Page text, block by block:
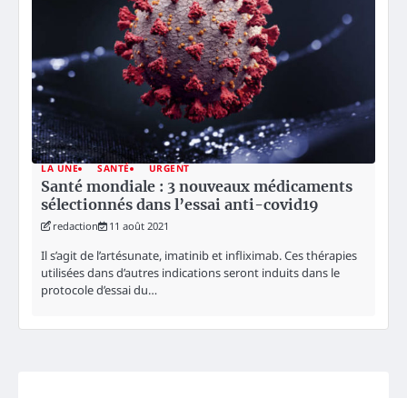
LA UNE SANTÉ URGENT
Santé mondiale : 3 nouveaux médicaments
sélectionnés dans l’essai anti-covid19
redaction 11 août 2021
Il s’agit de l’artésunate, imatinib et infliximab. Ces thérapies
utilisées dans d’autres indications seront induits dans le
protocole d’essai du…